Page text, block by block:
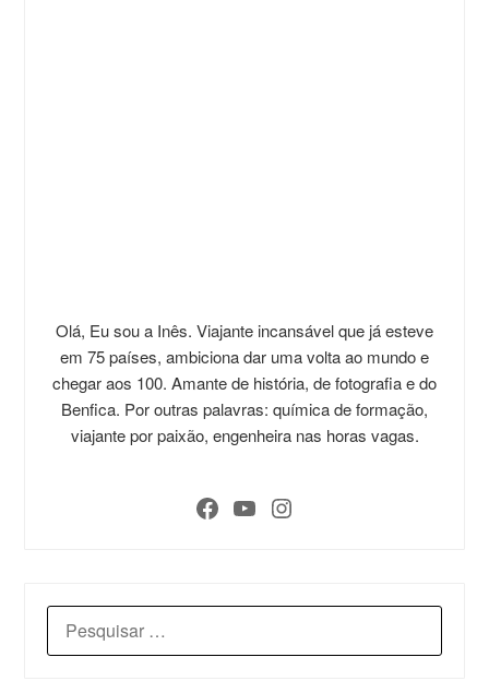
Olá, Eu sou a Inês. Viajante incansável que já esteve
em 75 países, ambiciona dar uma volta ao mundo e
chegar aos 100. Amante de história, de fotografia e do
Benfica. Por outras palavras: química de formação,
viajante por paixão, engenheira nas horas vagas.